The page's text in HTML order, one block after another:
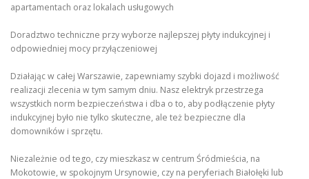
apartamentach oraz lokalach usługowych
Doradztwo techniczne przy wyborze najlepszej płyty indukcyjnej i
odpowiedniej mocy przyłączeniowej
Działając w całej Warszawie, zapewniamy szybki dojazd i możliwość
realizacji zlecenia w tym samym dniu. Nasz elektryk przestrzega
wszystkich norm bezpieczeństwa i dba o to, aby podłączenie płyty
indukcyjnej było nie tylko skuteczne, ale też bezpieczne dla
domowników i sprzętu.
Niezależnie od tego, czy mieszkasz w centrum Śródmieścia, na
Mokotowie, w spokojnym Ursynowie, czy na peryferiach Białołęki lub